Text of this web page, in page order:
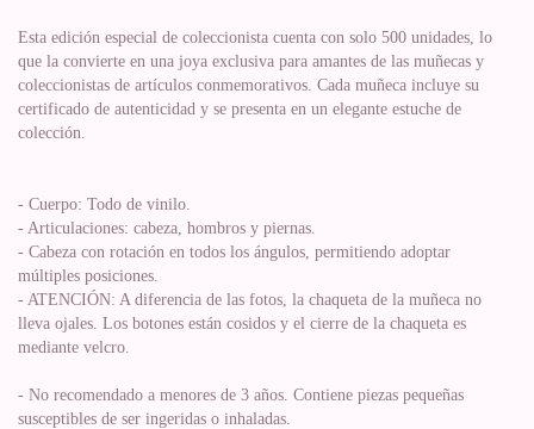
Esta edición especial de coleccionista cuenta con solo 500 unidades, lo
que la convierte en una joya exclusiva para amantes de las muñecas y
coleccionistas de artículos conmemorativos. Cada muñeca incluye su
certificado de autenticidad y se presenta en un elegante estuche de
colección.
- Cuerpo: Todo de vinilo.
- Articulaciones: cabeza, hombros y piernas.
- Cabeza con rotación en todos los ángulos, permitiendo adoptar
múltiples posiciones.
- ATENCIÓN: A diferencia de las fotos, la chaqueta de la muñeca no
lleva ojales. Los botones están cosidos y el cierre de la chaqueta es
mediante velcro.
- No recomendado a menores de 3 años. Contiene piezas pequeñas
susceptibles de ser ingeridas o inhaladas.